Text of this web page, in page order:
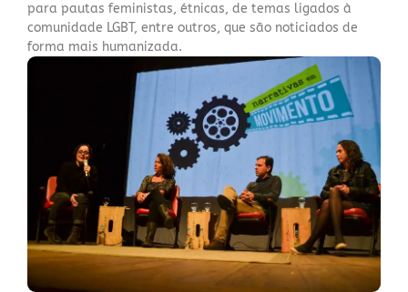
para pautas feministas, étnicas, de temas ligados à
comunidade LGBT, entre outros, que são noticiados de
forma mais humanizada.